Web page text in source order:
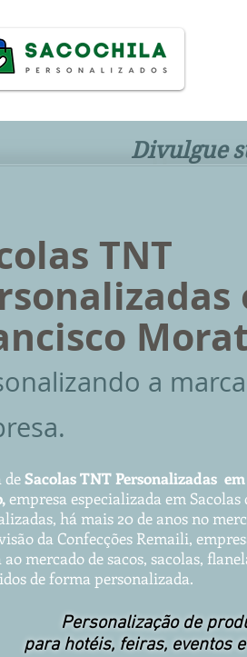
Divulgue
TNT
a
deSacolas TNTPersonalizadas
empresa especializada em Sacolas
há mais 20 de anos no
da Confecções Remaili,
mercado de sacos, sacolas,
de forma personalizada.
Personalização de
para hotéis, feiras, eventos